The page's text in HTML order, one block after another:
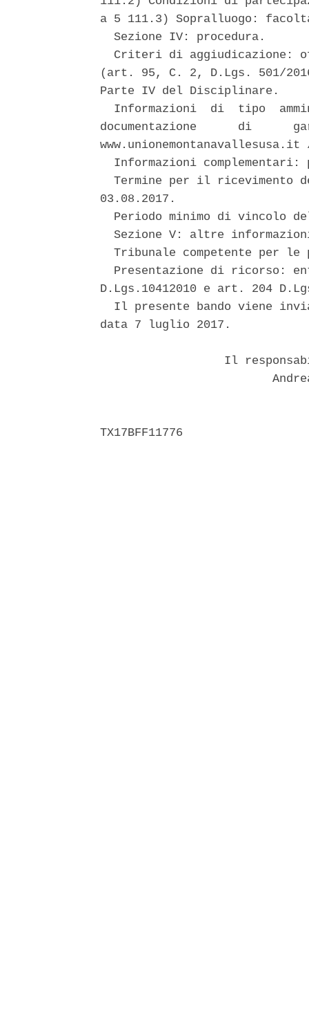
a 5 111.3) Sopralluogo:
  Sezione IV: procedura.
Criteri di aggiudicazione:
(art. 95, C. 2, D.Lgs. 501/
Parte IV del Disciplinare.
Informazioni  di  tipo
documentazione      di
Informazioni
Termine per il ricevimento
03.08.2017.
Periodo minimo di vincolo
Sezione V: altre
Tribunale competente per
Presentazione di ricorso:
D.Lgs.10412010 e art. 204
Il presente bando viene
data 7 luglio 2017.
Il